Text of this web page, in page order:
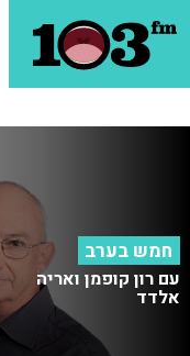
חמש בערב
עם רון קופמן ואריה
אלדד